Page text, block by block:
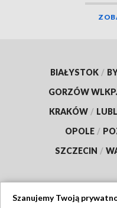
BIAŁYSTOK /
GORZÓW WLKP.
KRAKÓW /
OPOLE /
SZCZECIN /
Szanujemy Twoją